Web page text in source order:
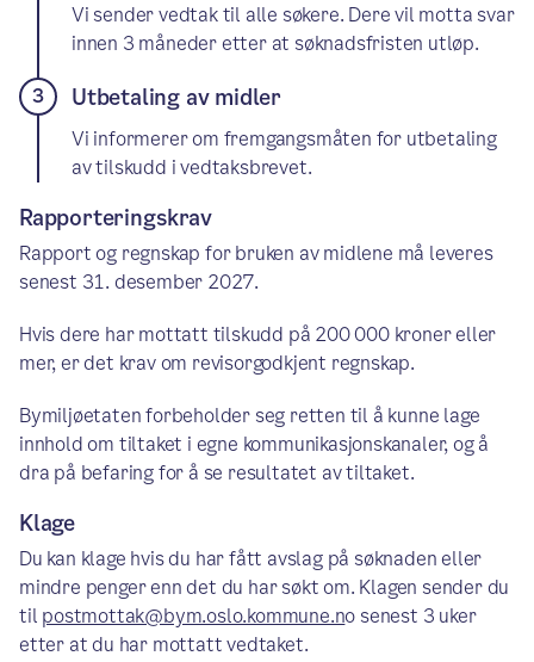
Vi sender vedtak til alle søkere. Dere vil motta svar
innen 3 måneder etter at søknadsfristen utløp.
Utbetaling av midler
Vi informerer om fremgangsmåten for utbetaling
av tilskudd i vedtaksbrevet.
Rapporteringskrav
Rapport og regnskap for bruken av midlene må leveres
senest 31. desember 2027.
Hvis dere har mottatt tilskudd på 200 000 kroner eller
mer, er det krav om revisorgodkjent regnskap.
Bymiljøetaten forbeholder seg retten til å kunne lage
innhold om tiltaket i egne kommunikasjonskanaler, og å
dra på befaring for å se resultatet av tiltaket.
Klage
Du kan klage hvis du har fått avslag på søknaden eller
mindre penger enn det du har søkt om. Klagen sender du
til postmottak@bym.oslo.kommune.no senest 3 uker
etter at du har mottatt vedtaket.